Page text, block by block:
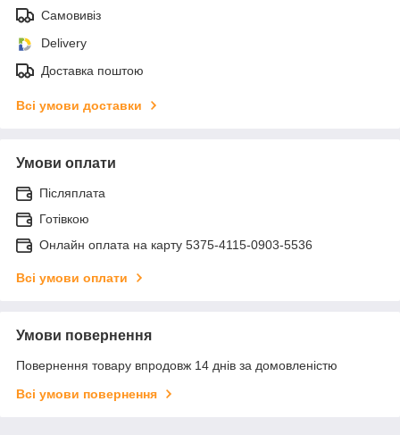
Самовивіз
Delivery
Доставка поштою
Всі умови доставки
Умови оплати
Післяплата
Готівкою
Онлайн оплата на карту 5375-4115-0903-5536
Всі умови оплати
Умови повернення
Повернення товару впродовж 14 днів за домовленістю
Всі умови повернення